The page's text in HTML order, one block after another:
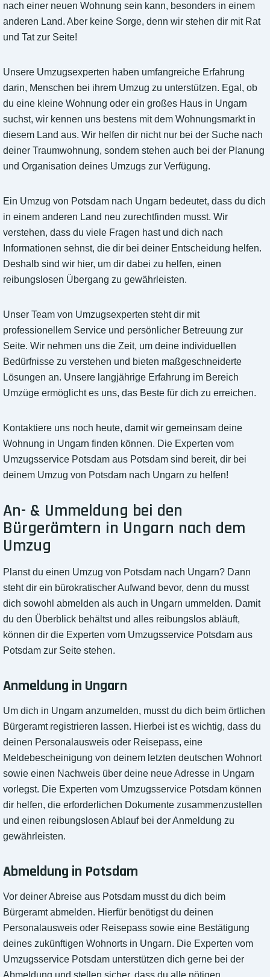
nach einer neuen Wohnung sein kann, besonders in einem
anderen Land. Aber keine Sorge, denn wir stehen dir mit Rat
und Tat zur Seite!
Unsere Umzugsexperten haben umfangreiche Erfahrung
darin, Menschen bei ihrem Umzug zu unterstützen. Egal, ob
du eine kleine Wohnung oder ein großes Haus in Ungarn
suchst, wir kennen uns bestens mit dem Wohnungsmarkt in
diesem Land aus. Wir helfen dir nicht nur bei der Suche nach
deiner Traumwohnung, sondern stehen auch bei der Planung
und Organisation deines Umzugs zur Verfügung.
Ein Umzug von Potsdam nach Ungarn bedeutet, dass du dich
in einem anderen Land neu zurechtfinden musst. Wir
verstehen, dass du viele Fragen hast und dich nach
Informationen sehnst, die dir bei deiner Entscheidung helfen.
Deshalb sind wir hier, um dir dabei zu helfen, einen
reibungslosen Übergang zu gewährleisten.
Unser Team von Umzugsexperten steht dir mit
professionellem Service und persönlicher Betreuung zur
Seite. Wir nehmen uns die Zeit, um deine individuellen
Bedürfnisse zu verstehen und bieten maßgeschneiderte
Lösungen an. Unsere langjährige Erfahrung im Bereich
Umzüge ermöglicht es uns, das Beste für dich zu erreichen.
Kontaktiere uns noch heute, damit wir gemeinsam deine
Wohnung in Ungarn finden können. Die Experten vom
Umzugsservice Potsdam aus Potsdam sind bereit, dir bei
deinem Umzug von Potsdam nach Ungarn zu helfen!
An- & Ummeldung bei den
Bürgerämtern in Ungarn nach dem
Umzug
Planst du einen Umzug von Potsdam nach Ungarn? Dann
steht dir ein bürokratischer Aufwand bevor, denn du musst
dich sowohl abmelden als auch in Ungarn ummelden. Damit
du den Überblick behältst und alles reibungslos abläuft,
können dir die Experten vom Umzugsservice Potsdam aus
Potsdam zur Seite stehen.
Anmeldung in Ungarn
Um dich in Ungarn anzumelden, musst du dich beim örtlichen
Bürgeramt registrieren lassen. Hierbei ist es wichtig, dass du
deinen Personalausweis oder Reisepass, eine
Meldebescheinigung von deinem letzten deutschen Wohnort
sowie einen Nachweis über deine neue Adresse in Ungarn
vorlegst. Die Experten vom Umzugsservice Potsdam können
dir helfen, die erforderlichen Dokumente zusammenzustellen
und einen reibungslosen Ablauf bei der Anmeldung zu
gewährleisten.
Abmeldung in Potsdam
Vor deiner Abreise aus Potsdam musst du dich beim
Bürgeramt abmelden. Hierfür benötigst du deinen
Personalausweis oder Reisepass sowie eine Bestätigung
deines zukünftigen Wohnorts in Ungarn. Die Experten vom
Umzugsservice Potsdam unterstützen dich gerne bei der
Abmeldung und stellen sicher, dass du alle nötigen